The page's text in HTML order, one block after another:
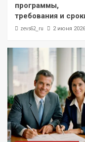
программы,
требования и
zevs62_ru 2 июня 2026